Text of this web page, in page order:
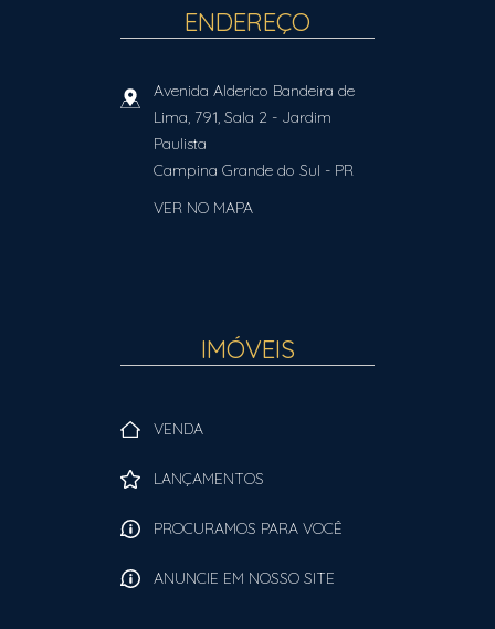
ENDEREÇO
Avenida Alderico Bandeira de
Lima, 791, Sala 2 - Jardim
Paulista
Campina Grande do Sul - PR
VER NO MAPA
IMÓVEIS
VENDA
LANÇAMENTOS
PROCURAMOS PARA VOCÊ
ANUNCIE EM NOSSO SITE